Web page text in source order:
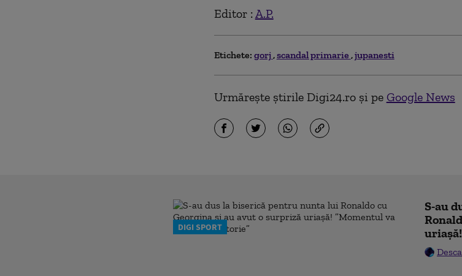
Editor : A.P.
Etichete: gorj scandal primarie jupanesti
Urmărește știrile Digi24.ro și pe Google News
DIGI SPORT
S-au